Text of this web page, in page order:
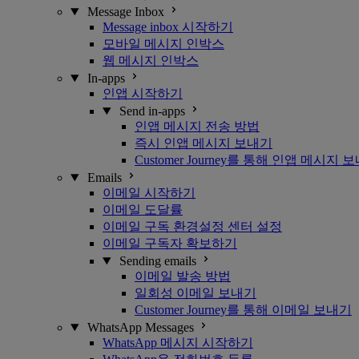
Message Inbox
Message inbox 시작하기
모바일 메시지 인박스
웹 메시지 인박스
In-apps
인앱 시작하기
Send in-apps
인앱 메시지 전송 방법
즉시 인앱 메시지 보내기
Customer Journey를 통해 인앱 메시지 보
Emails
이메일 시작하기
이메일 도달률
이메일 구독 환경설정 센터 설정
이메일 구독자 확보하기
Sending emails
이메일 발송 방법
일회성 이메일 보내기
Customer Journey를 통해 이메일 보내기
WhatsApp Messages
WhatsApp 메시지 시작하기